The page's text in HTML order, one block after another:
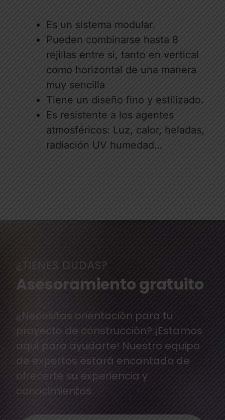
Es un sistema modular.
Pueden combinarse hasta 8
rejillas entre si, tanto en vertical
como horizontal de una manera
muy sencilla
Tiene un diseño fino y estilizado.
Es resistente a los agentes
atmosféricos: Luz, calor, heladas,
radiación UV humedad…
¿TIENES DUDAS?
Asesoramiento gratuito
¿Necesitas orientación para tu
proyecto de construcción? ¡Estamos
aquí para ayudarte! Nuestro equipo
de expertos estará encantado de
ofrecerte su experiencia y
conocimientos.